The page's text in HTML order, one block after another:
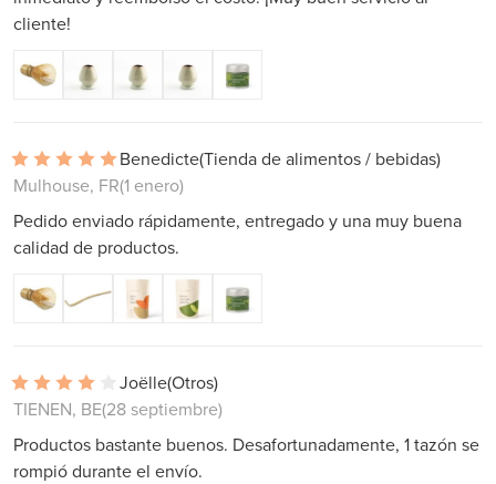
cliente!
Benedicte(Tienda de alimentos / bebidas)
Mulhouse, FR(1 enero)
Pedido enviado rápidamente, entregado y una muy buena
calidad de productos.
Joëlle(Otros)
TIENEN, BE(28 septiembre)
Productos bastante buenos. Desafortunadamente, 1 tazón se
rompió durante el envío.